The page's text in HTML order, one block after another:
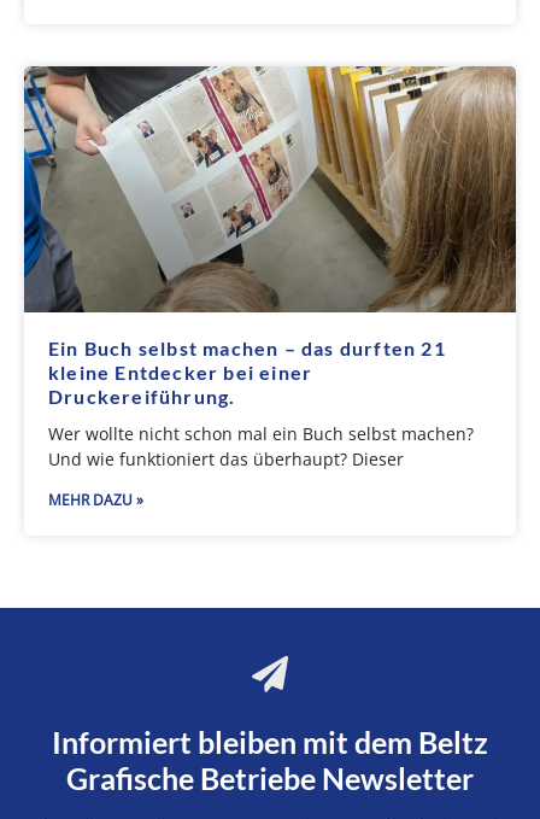
Ein Buch selbst machen – das durften 21
kleine Entdecker bei einer
Druckereiführung.
Wer wollte nicht schon mal ein Buch selbst machen?
Und wie funktioniert das überhaupt? Dieser
MEHR DAZU »
Informiert bleiben mit dem Beltz
Grafische Betriebe Newsletter